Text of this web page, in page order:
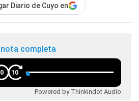
Diario de Cuyo en
nota completa
10
Powered by Thinkindot Audio